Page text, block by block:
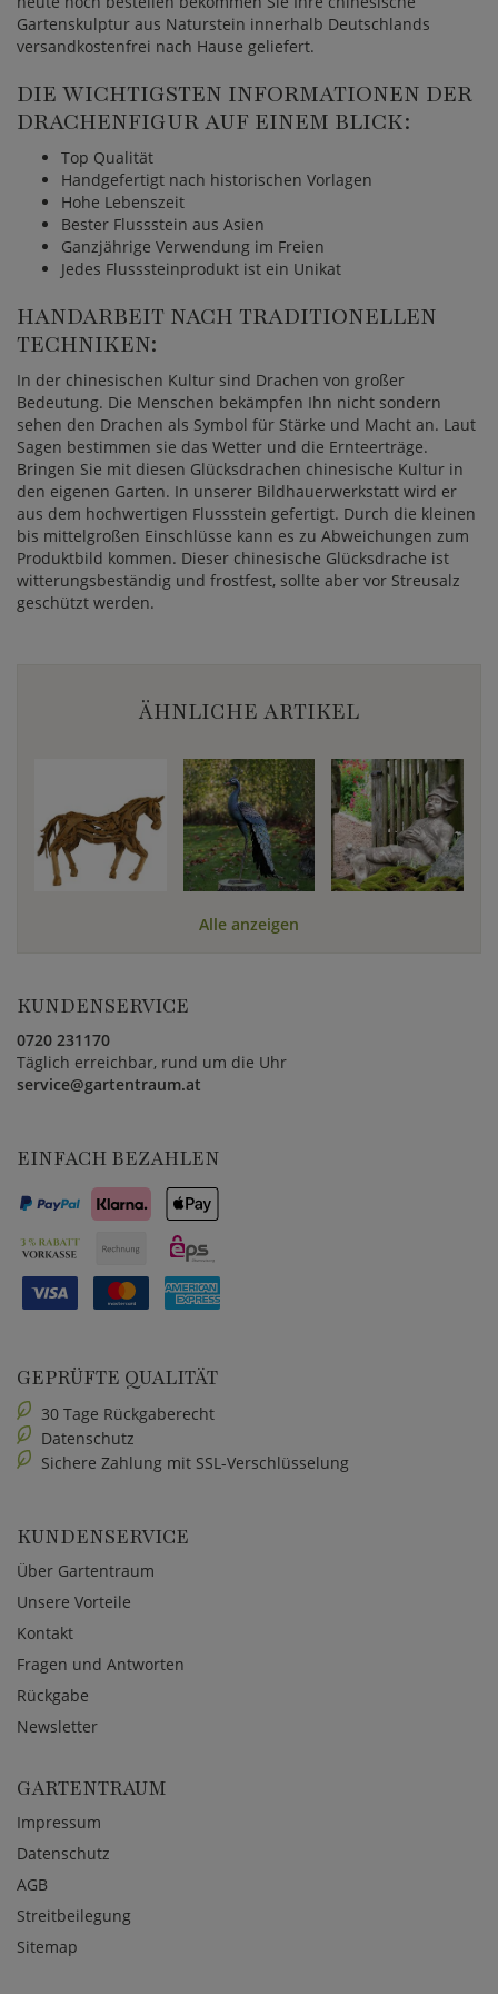
Gartenskulptur aus Naturstein innerhalb Deutschlands
versandkostenfrei nach Hause geliefert.
DIE WICHTIGSTEN INFORMATIONEN DER
DRACHENFIGUR AUF EINEM BLICK:
Top Qualität
Handgefertigt nach historischen Vorlagen
Hohe Lebenszeit
Bester Flussstein aus Asien
Ganzjährige Verwendung im Freien
Jedes Flusssteinprodukt ist ein Unikat
HANDARBEIT NACH TRADITIONELLEN
TECHNIKEN:
In der chinesischen Kultur sind Drachen von großer
Bedeutung. Die Menschen bekämpfen Ihn nicht sondern
sehen den Drachen als Symbol für Stärke und Macht an. Laut
Sagen bestimmen sie das Wetter und die Ernteerträge.
Bringen Sie mit diesen Glücksdrachen chinesische Kultur in
den eigenen Garten. In unserer Bildhauerwerkstatt wird er
aus dem hochwertigen Flussstein gefertigt. Durch die kleinen
bis mittelgroßen Einschlüsse kann es zu Abweichungen zum
Produktbild kommen. Dieser chinesische Glücksdrache ist
witterungsbeständig und frostfest, sollte aber vor Streusalz
geschützt werden.
ÄHNLICHE ARTIKEL
Alle anzeigen
KUNDENSERVICE
0720 231170
Täglich erreichbar, rund um die Uhr
service@gartentraum.at
EINFACH BEZAHLEN
GEPRÜFTE QUALITÄT
30 Tage Rückgaberecht
Datenschutz
Sichere Zahlung mit SSL-Verschlüsselung
KUNDENSERVICE
Über Gartentraum
Unsere Vorteile
Kontakt
Fragen und Antworten
Rückgabe
Newsletter
GARTENTRAUM
Impressum
Datenschutz
AGB
Streitbeilegung
Sitemap